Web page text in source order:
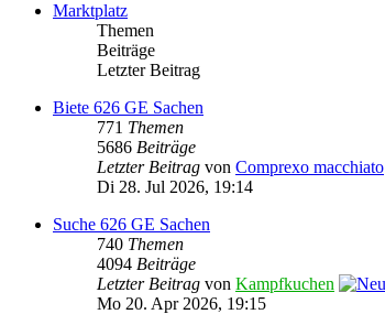
Marktplatz
Themen
Beiträge
Letzter Beitrag
Biete 626 GE Sachen
771 Themen
5686 Beiträge
Letzter Beitrag von Comprexo macchiato
Di 28. Jul 2026, 19:14
Suche 626 GE Sachen
740 Themen
4094 Beiträge
Letzter Beitrag von Kampfkuchen
Mo 20. Apr 2026, 19:15